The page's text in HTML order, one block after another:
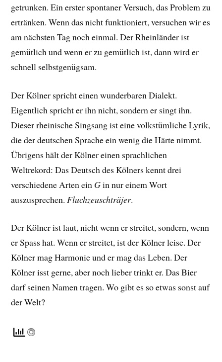
getrunken. Ein erster spontaner Versuch, das Problem zu
ertränken. Wenn das nicht funktioniert, versuchen wir es
am nächsten Tag noch einmal. Der Rheinländer ist
gemütlich und wenn er zu gemütlich ist, dann wird er
schnell selbstgenügsam.
Der Kölner spricht einen wunderbaren Dialekt.
Eigentlich spricht er ihn nicht, sondern er singt ihn.
Dieser rheinische Singsang ist eine volkstümliche Lyrik,
die der deutschen Sprache ein wenig die Härte nimmt.
Übrigens hält der Kölner einen sprachlichen
Weltrekord: Das Deutsch des Kölners kenntdrei
verschiedene Arten ein Gin nur einem Wort
auszusprechen. Fluchzeuschträjer.
Der Kölner ist laut, nicht wenn er streitet, sondern, wenn
er Spass hat. Wenn er streitet, ist der Kölner leise. Der
Kölner mag Harmonie und er mag das Leben. Der
Kölner isst gerne, aber noch lieber trinkt er. Das Bier
darf seinen Namen tragen. Wo gibt es so etwas sonst auf
der Welt?